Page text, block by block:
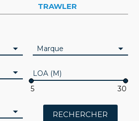
TRAWLER
Marque
LOA (M)